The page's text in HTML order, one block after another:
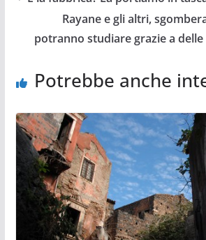
Rayane e gli altri,
potranno studiare grazie a
Potrebbe anche